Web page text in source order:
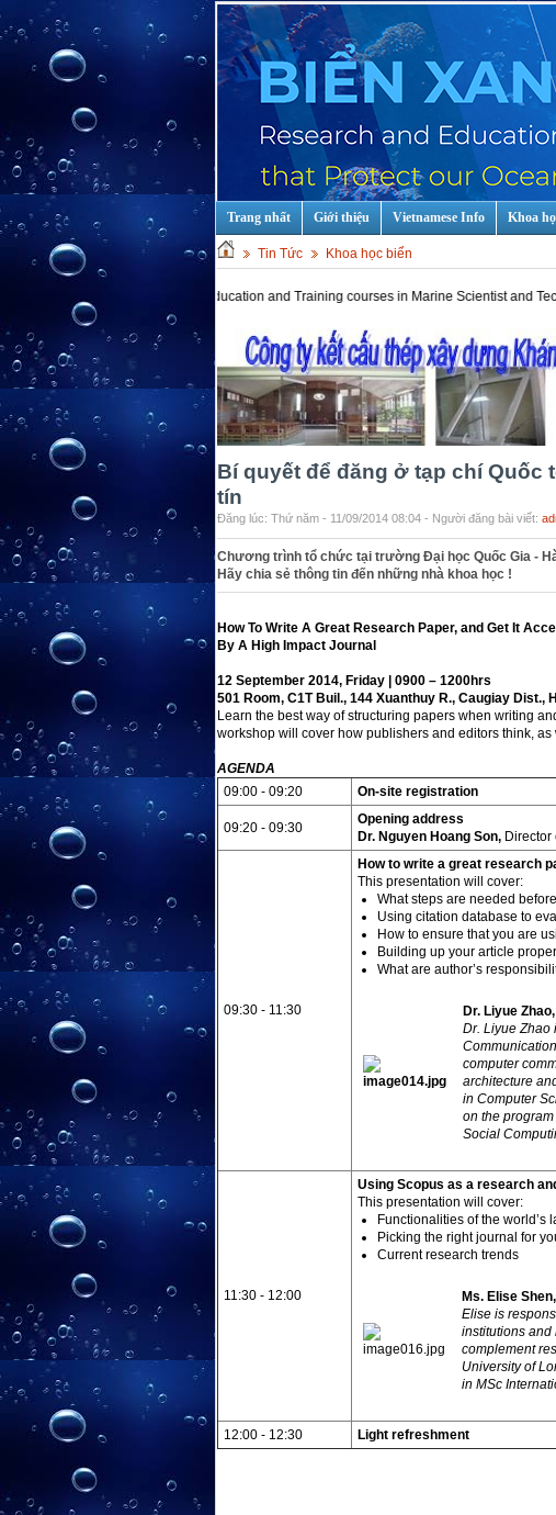
Trang nhất Giới thiệu Vietnamese Info Khoa
Tin Tức Khoa học biển
Hot keys: Education and Training courses in Marine Scientist and Technology!
Bí quyết để đăng ở tạp chí Quốc
tín
Đăng lúc: Thứ năm - 11/09/2014 08:04 - Người đăng bài viết:
Chương trình tổ chức tại trường Đại học Quốc Gia -
Hãy chia sẻ thông tin đến những nhà khoa học !
How To Write A Great Research Paper, and Get It
By A High Impact Journal
12 September 2014, Friday | 0900 – 1200hrs
501 Room, C1T Buil., 144 Xuanthuy R., Caugiay
Learn the best way of structuring papers when writing
workshop will cover how publishers and editors think,
AGENDA
09:00 - 09:20
On-site registration
09:20 - 09:30
Opening address
Dr. Nguyen Hoang Son, Director
09:30 - 11:30
How to write a great research
This presentation will cover:
What steps are needed
Using citation database to
How to ensure that you are
Building up your article
What are author’s
Dr. Liyue Zhao,
Dr. Liyue Zhao
computer
architecture
in Computer
on the
Social
11:30 - 12:00
Using Scopus as a research
This presentation will cover:
Functionalities of the world’s
Picking the right journal for
Current research trends
Ms. Elise Shen,
Elise is
institutions and
complement
University of
in MSc
12:00 - 12:30 Light refreshment